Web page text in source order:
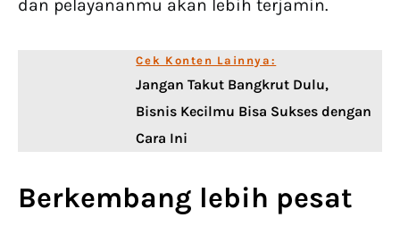
dan pelayananmu akan lebih terjamin.
Cek Konten Lainnya:
Jangan Takut Bangkrut Dulu,
Bisnis Kecilmu Bisa Sukses dengan
Cara Ini
Berkembang lebih pesat